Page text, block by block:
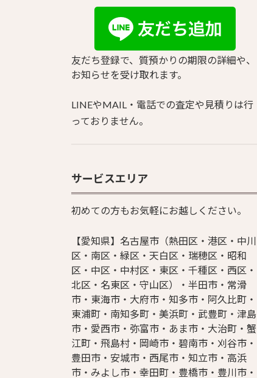
友だち登録で、質預かりの期限の詳細や、
お知らせを受け取れます。
LINEやMAIL・電話での査定や見積りは行
っておりません。
サービスエリア
初めての方もお気軽にお越しください。
【愛知県】名古屋市（熱田区・港区・中川
区・南区・緑区・天白区・瑞穂区・昭和
区・中区・中村区・東区・千種区・西区・
北区・名東区・守山区）・半田市・常滑
市・東海市・大府市・知多市・阿久比町・
東浦町・南知多町・美浜町・武豊町・津島
市・愛西市・弥富市・あま市・大治町・蟹
江町・飛島村・岡崎市・碧南市・刈谷市・
豊田市・安城市・西尾市・知立市・高浜
市・みよし市・幸田町・豊橋市・豊川市・